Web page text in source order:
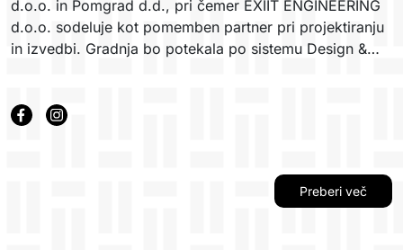
d.o.o. in Pomgrad d.d., pri čemer EXIIT ENGINEERING
d.o.o. sodeluje kot pomemben partner pri projektiranju
in izvedbi. Gradnja bo potekala po sistemu Design &
enotnega procesa. Tak način izvedbe omogoča boljšo
Preberi več